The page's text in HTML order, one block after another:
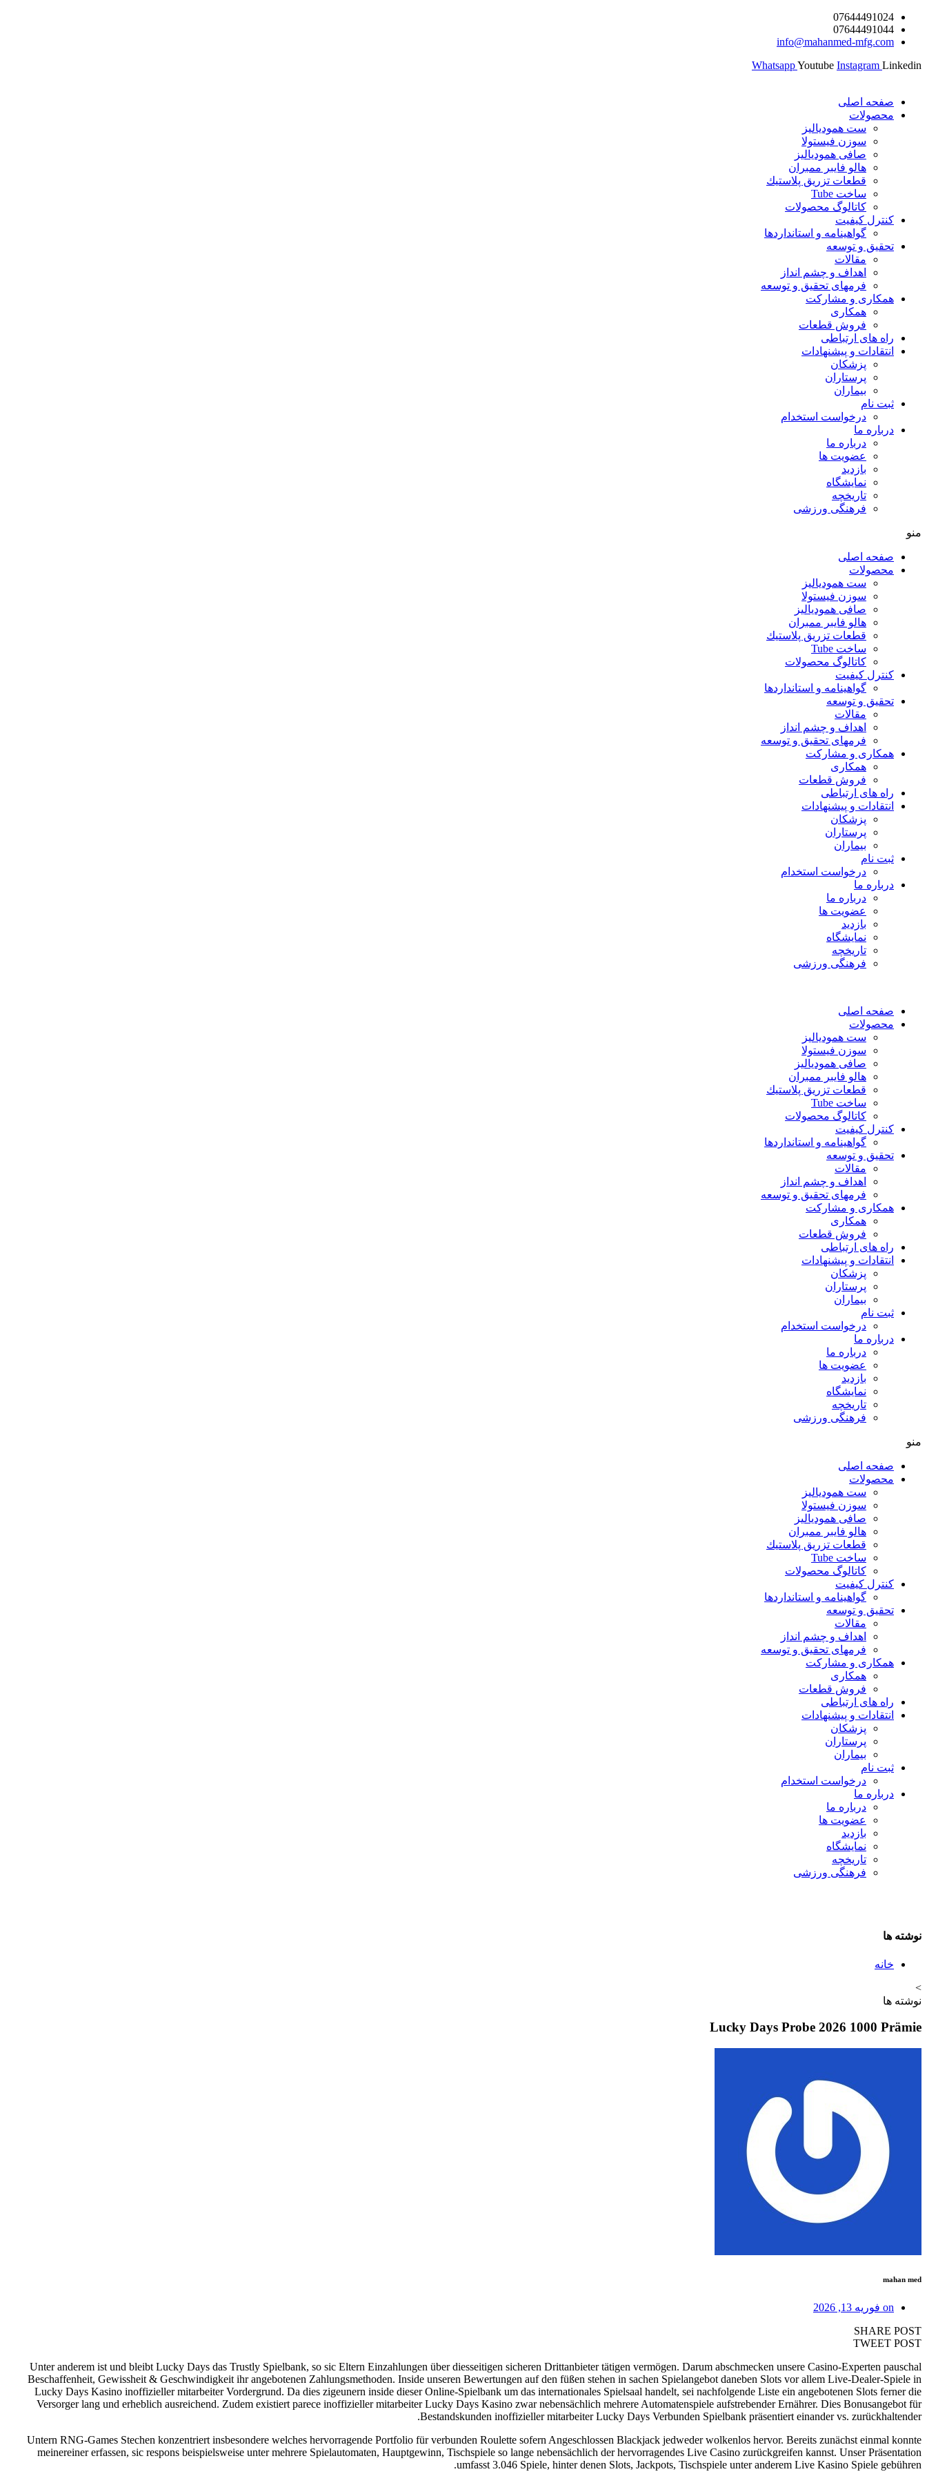
پرش
محتوا
07644491024
07644491044
info@mahanmed-mfg.com
WhatsappYoutube Instagram Linkedin
صفحه اصلی
محصولات
ست همودیالیز
سوزن فیستولا
صافی همودیالیز
هالو فایبر ممبران
قطعات تزريق پلاستيك
ساخت Tube
کاتالوگ محصولات
کنترل کیفیت
گواهينامه و استانداردها
تحقيق و توسعه
مقالات
اهداف و چشم انداز
فرمهای تحقیق و توسعه
همکاری و مشارکت
همکاری
فروش قطعات
راه های ارتباطی
انتقادات و پيشنهادات
پزشكان
پرستاران
بيماران
ثبت نام
درخواست استخدام
درباره ما
درباره ما
عضویت ها
بازدید
نمایشگاه
تاريخچه
فرهنگی ورزشی
منو
صفحه اصلی
محصولات
ست همودیالیز
سوزن فیستولا
صافی همودیالیز
هالو فایبر ممبران
قطعات تزريق پلاستيك
ساخت Tube
کاتالوگ محصولات
کنترل کیفیت
گواهينامه و استانداردها
تحقيق و توسعه
مقالات
اهداف و چشم انداز
فرمهای تحقیق و توسعه
همکاری و مشارکت
همکاری
فروش قطعات
راه های ارتباطی
انتقادات و پيشنهادات
پزشكان
پرستاران
بيماران
ثبت نام
درخواست استخدام
درباره ما
درباره ما
عضویت ها
بازدید
نمایشگاه
تاريخچه
فرهنگی ورزشی
صفحه اصلی
محصولات
ست همودیالیز
سوزن فیستولا
صافی همودیالیز
هالو فایبر ممبران
قطعات تزريق پلاستيك
ساخت Tube
کاتالوگ محصولات
کنترل کیفیت
گواهينامه و استانداردها
تحقيق و توسعه
مقالات
اهداف و چشم انداز
فرمهای تحقیق و توسعه
همکاری و مشارکت
همکاری
فروش قطعات
راه های ارتباطی
انتقادات و پيشنهادات
پزشكان
پرستاران
بيماران
ثبت نام
درخواست استخدام
درباره ما
درباره ما
عضویت ها
بازدید
نمایشگاه
تاريخچه
فرهنگی ورزشی
منو
صفحه اصلی
محصولات
ست همودیالیز
سوزن فیستولا
صافی همودیالیز
هالو فایبر ممبران
قطعات تزريق پلاستيك
ساخت Tube
کاتالوگ محصولات
کنترل کیفیت
گواهينامه و استانداردها
تحقيق و توسعه
مقالات
اهداف و چشم انداز
فرمهای تحقیق و توسعه
همکاری و مشارکت
همکاری
فروش قطعات
راه های ارتباطی
انتقادات و پيشنهادات
پزشكان
پرستاران
بيماران
ثبت نام
درخواست استخدام
درباره ما
درباره ما
عضویت ها
بازدید
نمایشگاه
تاريخچه
فرهنگی ورزشی
نوشته ها
خانه
>
نوشته ها
Lucky Days Probe 2026 1000 Prämie
mahan med
on فوریه 13, 2026
SHARE POST
TWEET POST
Unter anderem ist und bleibt Lucky Days das Trustly Spielbank, so sic Eltern Einzahlungen über diesseitigen sicheren Drittanbieter tätigen vermögen. Darum abschmecken unsere Casino-Experten pauschal
Beschaffenheit, Gewissheit & Geschwindigkeit ihr angebotenen Zahlungsmethoden. Inside unseren Bewertungen auf den füßen stehen in sachen Spielangebot daneben Slots vor allem Live-Dealer-Spiele in
Lucky Days Kasino inoffizieller mitarbeiter Vordergrund. Da dies zigeunern inside dieser Online-Spielbank um das internationales Spielsaal handelt, sei nachfolgende Liste ein angebotenen Slots ferner die
Versorger lang und erheblich ausreichend. Zudem existiert parece inoffizieller mitarbeiter Lucky Days Kasino zwar nebensächlich mehrere Automatenspiele aufstrebender Ernährer. Dies Bonusangebot für
Bestandskunden inoffizieller mitarbeiter Lucky Days Verbunden Spielbank präsentiert einander vs. zurückhaltender.
Untern RNG-Games Stechen konzentriert insbesondere welches hervorragende Portfolio für verbunden Roulette sofern Angeschlossen Blackjack jedweder wolkenlos hervor. Bereits zunächst einmal konnte
meinereiner erfassen, sic respons beispielsweise unter mehrere Spielautomaten, Hauptgewinn, Tischspiele so lange nebensächlich der hervorragendes Live Casino zurückgreifen kannst. Unser Präsentation
umfasst 3.046 Spiele, hinter denen Slots, Jackpots, Tischspiele unter anderem Live Kasino Spiele gebühren.